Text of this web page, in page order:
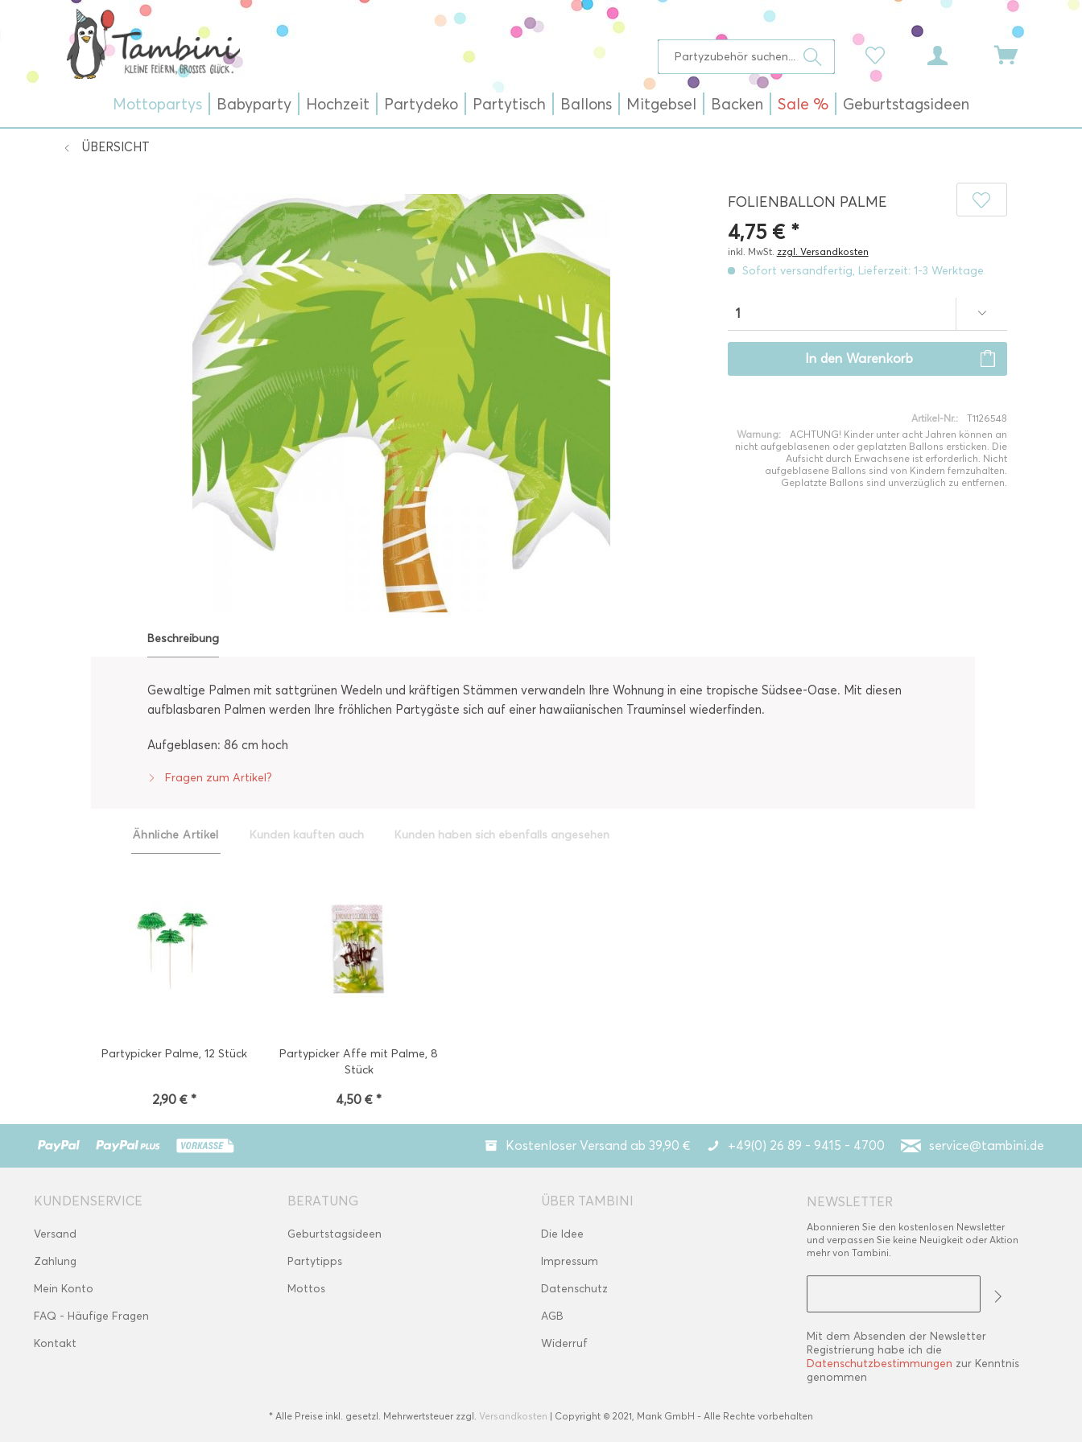
Mottopartys Babyparty Hochzeit Partydeko Partytisch Ballons Mitgebsel Backen Sale % Geburtstagsideen
ÜBERSICHT
FOLIENBALLON PALME
4,75 € *
inkl. MwSt. zzgl. Versandkosten
Sofort versandfertig, Lieferzeit: 1-3 Werktage
In den Warenkorb
Artikel-Nr.:
T1126548
Warnung:
ACHTUNG! Kinder unter acht Jahren können an
nicht aufgeblasenen oder geplatzten Ballons ersticken. Die
Aufsicht durch Erwachsene ist erforderlich. Nicht
aufgeblasene Ballons sind von Kindern fernzuhalten.
Geplatzte Ballons sind unverzüglich zu entfernen.
Beschreibung
Gewaltige Palmen mit sattgrünen Wedeln und kräftigen Stämmen verwandeln Ihre Wohnung in eine tropische Südsee-Oase. Mit diesen
aufblasbaren Palmen werden Ihre fröhlichen Partygäste sich auf einer hawaiianischen Trauminsel wiederfinden.
Aufgeblasen: 86 cm hoch
Fragen zum Artikel?
Ähnliche Artikel Kunden kauften auch Kunden haben sich ebenfalls angesehen
Partypicker Palme, 12 Stück
2,90 € *
Partypicker Affe mit Palme, 8
Stück
4,50 € *
Kostenloser Versand ab 39,90 € +49(0) 26 89 - 9415 - 4700 service@tambini.de
KUNDENSERVICE
Versand
Zahlung
Mein Konto
FAQ - Häufige Fragen
Kontakt
BERATUNG
Geburtstagsideen
Partytipps
Mottos
ÜBER TAMBINI
Die Idee
Impressum
Datenschutz
AGB
Widerruf
NEWSLETTER
Abonnieren Sie den kostenlosen Newsletter
und verpassen Sie keine Neuigkeit oder Aktion
mehr von Tambini.
Mit dem Absenden der Newsletter
Registrierung habe ich die
Datenschutzbestimmungen zur Kenntnis
genommen
* Alle Preise inkl. gesetzl. Mehrwertsteuer zzgl. Versandkosten | Copyright © 2021, Mank GmbH - Alle Rechte vorbehalten